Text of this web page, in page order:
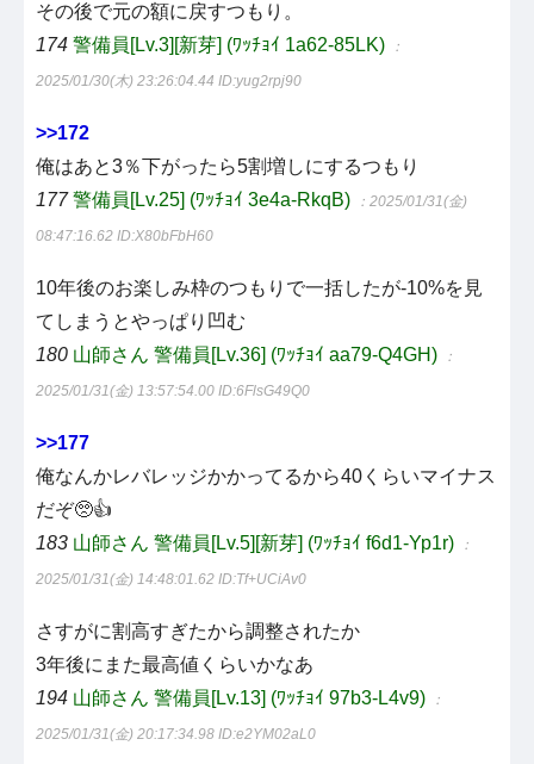
その後で元の額に戻すつもり。
174 警備員[Lv.3][新芽] (ﾜｯﾁｮｲ 1a62-85LK) ：
2025/01/30(木) 23:26:04.44 ID:yug2rpj90
>>172
俺はあと3％下がったら5割増しにするつもり
177 警備員[Lv.25] (ﾜｯﾁｮｲ 3e4a-RkqB) ：2025/01/31(金)
08:47:16.62 ID:X80bFbH60
10年後のお楽しみ枠のつもりで一括したが-10%を見
てしまうとやっぱり凹む
180 山師さん 警備員[Lv.36] (ﾜｯﾁｮｲ aa79-Q4GH) ：
2025/01/31(金) 13:57:54.00 ID:6FlsG49Q0
>>177
俺なんかレバレッジかかってるから40くらいマイナス
だぞ🥺👍
183 山師さん 警備員[Lv.5][新芽] (ﾜｯﾁｮｲ f6d1-Yp1r) ：
2025/01/31(金) 14:48:01.62 ID:Tf+UCiAv0
さすがに割高すぎたから調整されたか
3年後にまた最高値くらいかなあ
194 山師さん 警備員[Lv.13] (ﾜｯﾁｮｲ 97b3-L4v9) ：
2025/01/31(金) 20:17:34.98 ID:e2YM02aL0